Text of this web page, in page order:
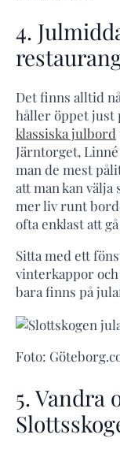
4.
Det finns alltid
håller öppet just
klassiska julbord
Järntorget,
man de mest
att man kan
mer liv runt
ofta enklast att
Sitta med ett
vinterkappor
bara finns på
Foto:
5. Vandra